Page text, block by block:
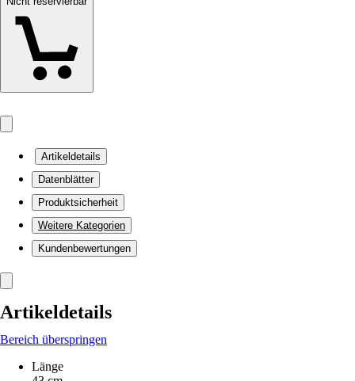
Artikeldetails
Datenblätter
Produktsicherheit
Weitere Kategorien
Kundenbewertungen
Artikeldetails
Bereich überspringen
Länge